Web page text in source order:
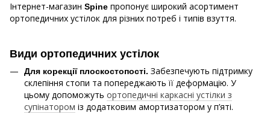
Інтернет-магазин Spine пропонує широкий асортимент
ортопедичних устілок для різних потреб і типів взуття.
Види ортопедичних устілок
Для корекції плоскостопості. Забезпечують підтримку
склепіння стопи та попереджають її деформацію. У
цьому допоможуть ортопедичні каркасні устілки з
супінатором із додатковим амортизатором у п’яті.